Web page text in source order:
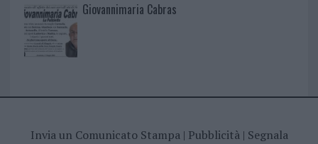
Giovannimaria Cabras
Invia un Comunicato Stampa| Pubblicità| Segnala